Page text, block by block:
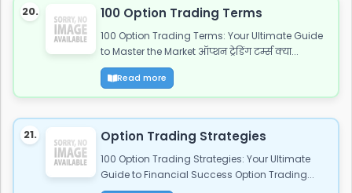
20. 100 Option Trading Terms
100 Option Trading Terms: Your Ultimate Guide
to Master the Market ऑप्शन ट्रेडिंग टर्म्स क्या...
Read more
21. Option Trading Strategies
100 Option Trading Strategies: Your Ultimate
Guide to Financial Success Option Trading...